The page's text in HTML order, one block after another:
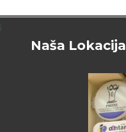
Naša Lokacija